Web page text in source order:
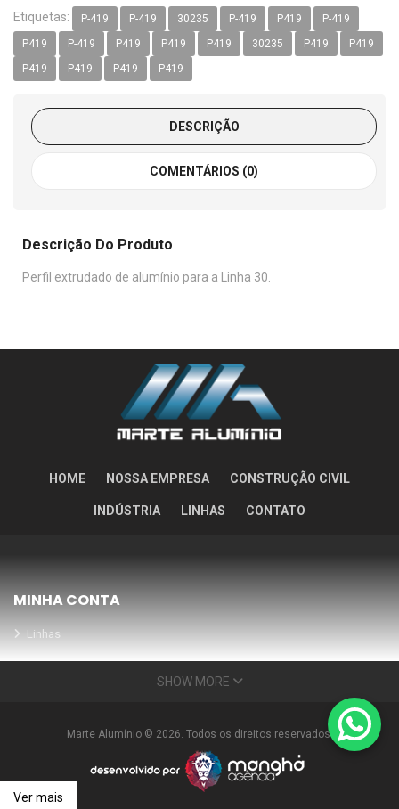
Etiquetas: P-419 P-419 30235 P-419 P419 P-419
P419 P-419 P419 P419 P419 30235 P419 P419
P419 P419 P419 P419
DESCRIÇÃO
COMENTÁRIOS (0)
Descrição Do Produto
Perfil extrudado de alumínio para a Linha 30.
HOME NOSSA EMPRESA CONSTRUÇÃO CIVIL
INDÚSTRIA LINHAS CONTATO
MINHA CONTA
Linhas
Meus Orçamentos
Condições Especiais
SHOW MORE
Marte Alumínio © 2026. Todos os direitos reservados.
Ver mais